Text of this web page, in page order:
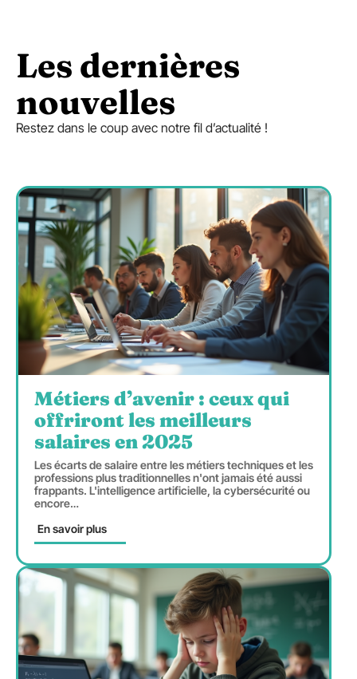
Les dernières
nouvelles​
Restez dans le coup avec notre fil d’actualité !
Métiers d’avenir : ceux qui
offriront les meilleurs
salaires en 2025
Les écarts de salaire entre les métiers techniques et les
professions plus traditionnelles n'ont jamais été aussi
frappants. L'intelligence artificielle, la cybersécurité ou
encore…
En savoir plus